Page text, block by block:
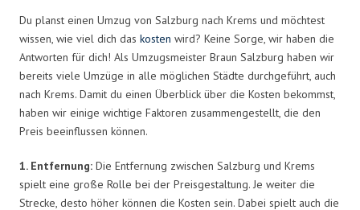
Du planst einen Umzug von Salzburg nach Krems und möchtest
wissen, wie viel dich das kosten wird? Keine Sorge, wir haben die
Antworten für dich! Als Umzugsmeister Braun Salzburg haben wir
bereits viele Umzüge in alle möglichen Städte durchgeführt, auch
nach Krems. Damit du einen Überblick über die Kosten bekommst,
haben wir einige wichtige Faktoren zusammengestellt, die den
Preis beeinflussen können.
1. Entfernung: Die Entfernung zwischen Salzburg und Krems
spielt eine große Rolle bei der Preisgestaltung. Je weiter die
Strecke, desto höher können die Kosten sein. Dabei spielt auch die